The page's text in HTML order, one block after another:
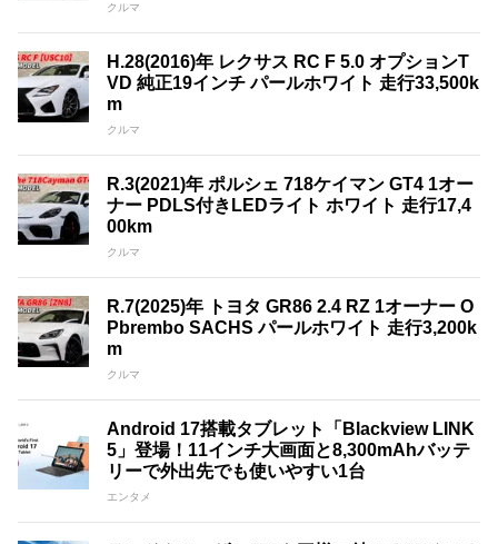
クルマ
H.28(2016)年 レクサス RC F 5.0 オプションT
VD 純正19インチ パールホワイト 走行33,500k
m
クルマ
R.3(2021)年 ポルシェ 718ケイマン GT4 1オー
ナー PDLS付きLEDライト ホワイト 走行17,4
00km
クルマ
R.7(2025)年 トヨタ GR86 2.4 RZ 1オーナー O
Pbrembo SACHS パールホワイト 走行3,200k
m
クルマ
Android 17搭載タブレット「Blackview LINK
5」登場！11インチ大画面と8,300mAhバッテ
リーで外出先でも使いやすい1台
エンタメ